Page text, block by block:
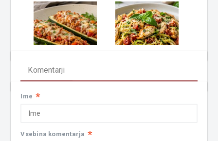
Komentarji
Ime *
Vsebina komentarja *